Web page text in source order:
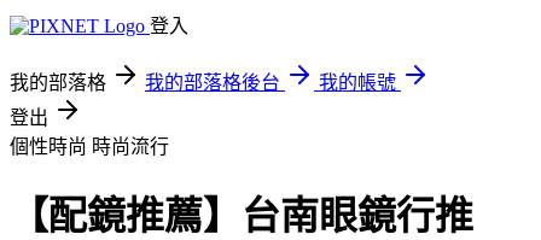
登入
我的部落格 我的部落格後台
我的帳號
登出
個性時尚 時尚流行
【配鏡推薦】台南眼鏡行推